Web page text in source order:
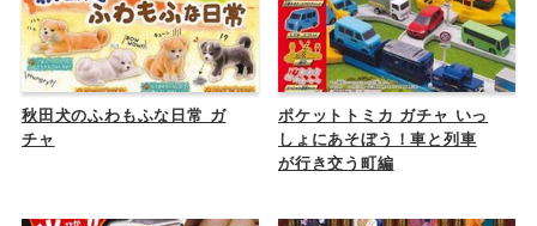
秋田犬のふわもふな日常 ガ
チャ
ポケットトミカ ガチャ いっ
しょにあそぼう！車と列車
が行き交う町編